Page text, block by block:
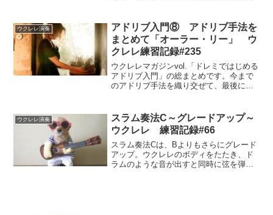
ようなエクササイズでした。
ウクレレ演奏
アドリブ入門⑧ アドリブ手法を
まとめて「オーラー・リー」 ウ
クレレ練習記録#235
ウクレレマガジンvol.「ドレミではじめる
アドリブ入門」の総まとめです。今まで
のアドリブ手法を織り交ぜて、最後に
したが、実は譜例を弾くだけで精一杯で
した。
ウクレレ演奏
スラム奏法C～グレードアップ～
ウクレレ 練習記録#66
スラム奏法Cは、Bよりもさらにグレード
アップ。ウクレレのボディをたたき、ド
ラムのような音が出すと同時に弦を弾い